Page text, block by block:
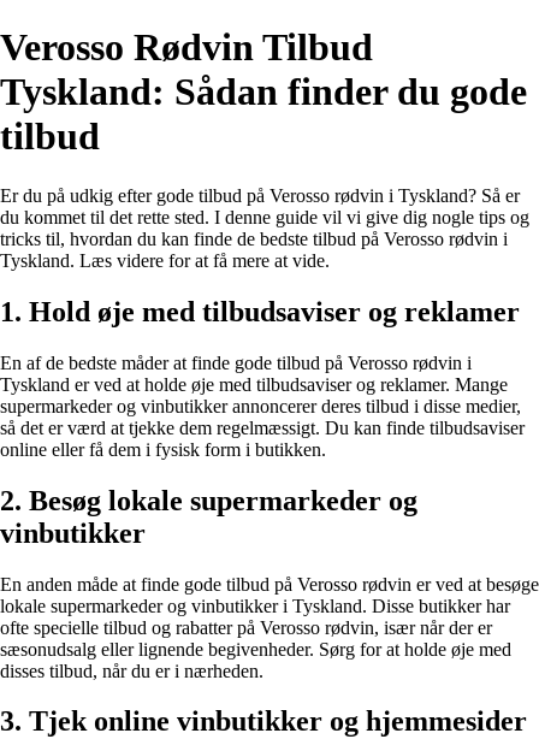
Verosso Rødvin Tilbud
Tyskland: Sådan finder du gode
tilbud
Er du på udkig efter gode tilbud på Verosso rødvin i Tyskland? Så er
du kommet til det rette sted. I denne guide vil vi give dig nogle tips og
tricks til, hvordan du kan finde de bedste tilbud på Verosso rødvin i
Tyskland. Læs videre for at få mere at vide.
1. Hold øje med tilbudsaviser og reklamer
En af de bedste måder at finde gode tilbud på Verosso rødvin i
Tyskland er ved at holde øje med tilbudsaviser og reklamer. Mange
supermarkeder og vinbutikker annoncerer deres tilbud i disse medier,
så det er værd at tjekke dem regelmæssigt. Du kan finde tilbudsaviser
online eller få dem i fysisk form i butikken.
2. Besøg lokale supermarkeder og
vinbutikker
En anden måde at finde gode tilbud på Verosso rødvin er ved at besøge
lokale supermarkeder og vinbutikker i Tyskland. Disse butikker har
ofte specielle tilbud og rabatter på Verosso rødvin, især når der er
sæsonudsalg eller lignende begivenheder. Sørg for at holde øje med
disses tilbud, når du er i nærheden.
3. Tjek online vinbutikker og hjemmesider